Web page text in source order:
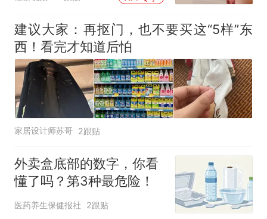
建议大家：再抠门，也不要买这“5样”东
西！看完才知道后怕
家居设计师苏哥 2跟贴
外卖盒底部的数字，你看
懂了吗？第3种最危险！
医药养生保健报社 2跟贴